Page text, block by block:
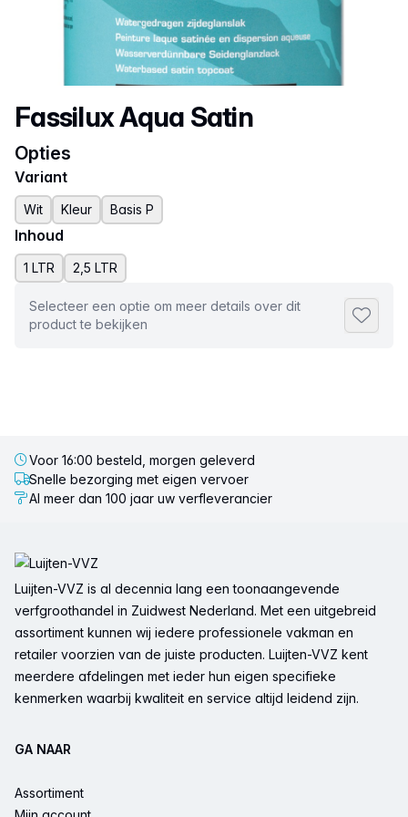
Productnaam
Fassilux Aqua Satin
Opties
Variant
Wit Kleur Basis P
Inhoud
1 LTR 2,5 LTR
Selecteer een optie om meer details over dit
product te bekijken
Voor 16:00 besteld, morgen geleverd
Snelle bezorging met eigen vervoer
Al meer dan 100 jaar uw verfleverancier
Luijten-VVZ is al decennia lang een toonaangevende
verfgroothandel in Zuidwest Nederland. Met een uitgebreid
assortiment kunnen wij iedere professionele vakman en
retailer voorzien van de juiste producten. Luijten-VVZ kent
meerdere afdelingen met ieder hun eigen specifieke
kenmerken waarbij kwaliteit en service altijd leidend zijn.
GA NAAR
Assortiment